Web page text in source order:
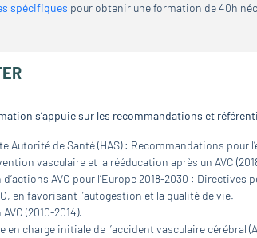
spécifiques pour obtenir une formation de 40h
s’appuie sur les recommandations et
Autorité de Santé (HAS) : Recommandations
vasculaire et la rééducation après un AVC
d’actions AVC pour l’Europe 2018-2030 :
en favorisant l’autogestion et la qualité de vie.
AVC (2010-2014).
en charge initiale de l’accident vasculaire cérébral